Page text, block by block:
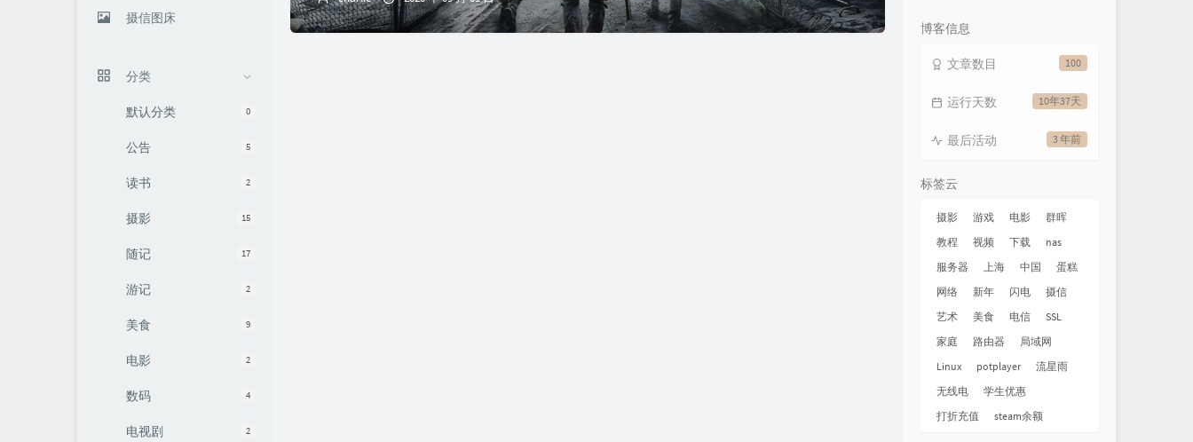
摄信图床
分类
0
默认分类
5
公告
2
读书
15
摄影
17
随记
2
游记
9
美食
2
电影
4
数码
2
电视剧
数:
博客信息
100
文章数目
10年37天
运行天数
3 年前
最后活动
标签云
摄影 游戏 电影
群晖
教程
视频 下载
nas
服务器
上海 中国
蛋糕
网络
新年 闪电
摄信
艺术
美食 电信
SSL
家庭
路由器
局域网
Linux
potplayer
流星雨
无线电
学生优惠
打折充值
steam余额